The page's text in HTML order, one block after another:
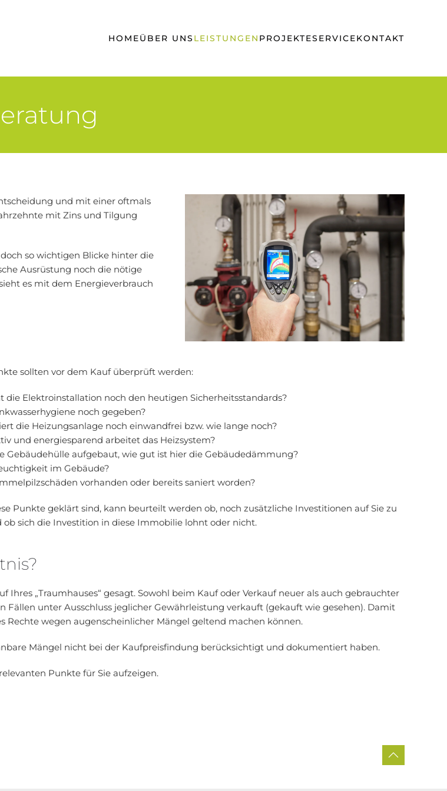
HOMEÜBER UNS LEISTUNGEN PROJEKTESERVICEKONTAKT
und mit einer oftmals
mit Zins und Tilgung
so wichtigen Blicke hinter die
Ausrüstung noch die nötige
es mit dem Energieverbrauch
sollten vor dem Kauf überprüft werden:
die Elektroinstallation noch den heutigen Sicherheitsstandards?
noch gegeben?
die Heizungsanlage noch einwandfrei bzw. wie lange noch?
und energiesparend arbeitet das Heizsystem?
Gebäudehülle aufgebaut, wie gut ist hier die Gebäudedämmung?
im Gebäude?
vorhanden oder bereits saniert worden?
Punkte geklärt sind, kann beurteilt werden ob, noch zusätzliche Investitionen auf Sie zu
sich die Investition in diese Immobilie lohnt oder nicht.
„Traumhauses“ gesagt. Sowohl beim Kauf oder Verkauf neuer als auch gebrauchter
unter Ausschluss jeglicher Gewährleistung verkauft (gekauft wie gesehen). Damit
Rechte wegen augenscheinlicher Mängel geltend machen können.
Mängel nicht bei der Kaufpreisfindung berücksichtigt und dokumentiert haben.
Punkte für Sie aufzeigen.